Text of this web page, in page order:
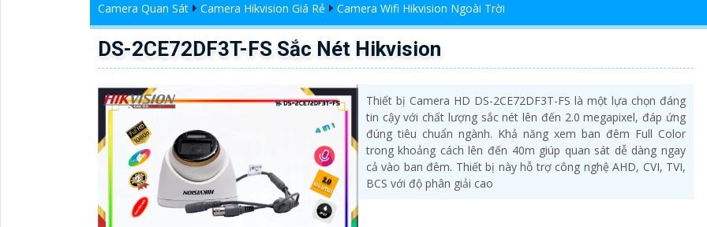
Camera Quan Sát Camera Hikvision Giá Rẻ Camera Wifi Hikvision Ngoài Trời
DS-2CE72DF3T-FS Sắc Nét Hikvision
Thiết bị Camera HD DS-2CE72DF3T-FS là một lựa chọn đáng
tin cậy với chất lượng sắc nét lên đến 2.0 megapixel, đáp ứng
đúng tiêu chuẩn ngành. Khả năng xem ban đêm Full Color
trong khoảng cách lên đến 40m giúp quan sát dễ dàng ngay
cả vào ban đêm. Thiết bị này hỗ trợ công nghệ AHD, CVI, TVI,
BCS với độ phân giải cao